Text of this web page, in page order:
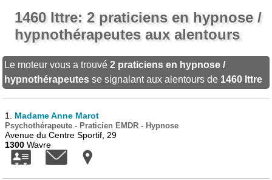
1460 Ittre: 2 praticiens en hypnose /
hypnothérapeutes aux alentours
Le moteur vous a trouvé2 praticiens en hypnose /
hypnothérapeutes se signalant aux alentours de 1460 Ittre
1. Madame Anne Marot
Psychothérapeute - Praticien EMDR - Hypnose
Avenue du Centre Sportif, 29
1300 Wavre